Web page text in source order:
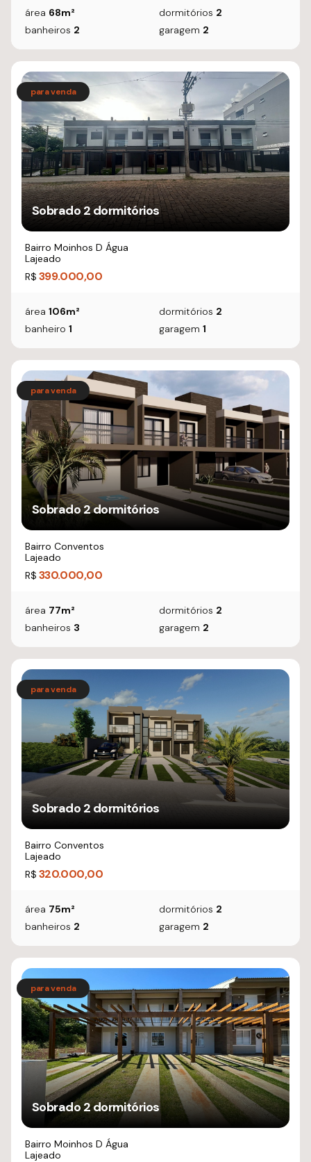
área 68m² dormitórios 2
banheiros 2 garagem 2
Sobrado 2 dormitórios
Bairro Moinhos D Água
Lajeado
R$ 399.000,00
área 106m² dormitórios 2
banheiro 1 garagem 1
Sobrado 2 dormitórios
Bairro Conventos
Lajeado
R$ 330.000,00
área 77m² dormitórios 2
banheiros 3 garagem 2
Sobrado 2 dormitórios
Bairro Conventos
Lajeado
R$ 320.000,00
área 75m² dormitórios 2
banheiros 2 garagem 2
Sobrado 2 dormitórios
Bairro Moinhos D Água
Lajeado